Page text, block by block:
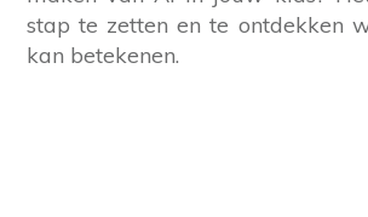
stap te zetten en te ontdekken
kan betekenen.